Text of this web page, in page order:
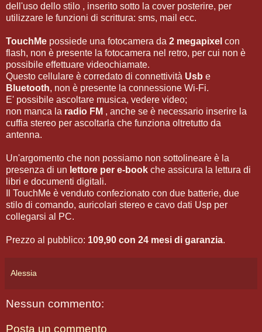
dell'uso dello stilo , inserito sotto la cover posterire, per
utilizzare le funzioni di scrittura: sms, mail ecc.
TouchMe possiede una fotocamera da 2 megapixel con
flash, non è presente la fotocamera nel retro, per cui non è
possibile effettuare videochiamate.
Questo cellulare è corredato di connettività Usb e
Bluetooth, non è presente la connessione Wi-Fi.
E' possibile ascoltare musica, vedere video;
non manca la radio FM , anche se è necessario inserire la
cuffia stereo per ascoltarla che funziona oltretutto da
antenna.
Un'argomento che non possiamo non sottolineare è la
presenza di un lettore per e-book che assicura la lettura di
libri e documenti digitali.
Il TouchMe è venduto confezionato con due batterie, due
stilo di comando, auricolari stereo e cavo dati Usp per
collegarsi al PC.
Prezzo al pubblico: 109,90 con 24 mesi di garanzia.
Alessia
Nessun commento:
Posta un commento